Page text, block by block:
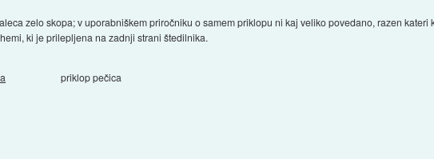
zelo skopa; v uporabniškem priročniku o samem priklopu ni kaj veliko povedano, razen
ki je prilepljena na zadnji strani štedilnika.
priklop pečica